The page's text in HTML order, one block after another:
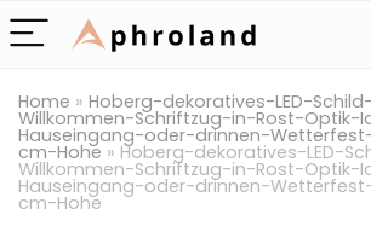
Home » Hoberg-dekoratives-LED-
Willkommen-Schriftzug-in-Rost-
Hauseingang-oder-drinnen-
cm-Hohe » Hoberg-dekoratives-LED-
Willkommen-Schriftzug-in-Rost-
Hauseingang-oder-drinnen-
cm-Hohe